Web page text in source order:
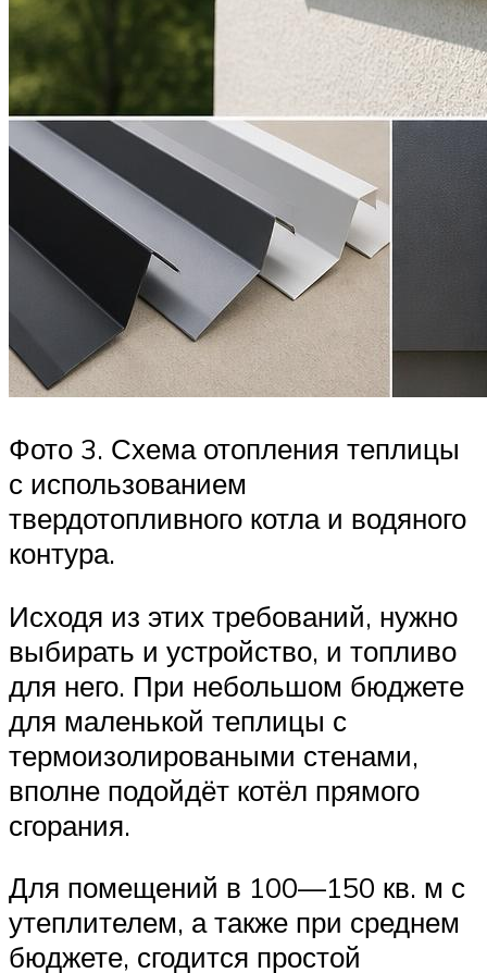
Фото 3. Схема отопления теплицы
с использованием
твердотопливного котла и водяного
контура.
Исходя из этих требований, нужно
выбирать и устройство, и топливо
для него. При небольшом бюджете
для маленькой теплицы с
термоизолироваными стенами,
вполне подойдёт котёл прямого
сгорания.
Для помещений в 100—150 кв. м с
утеплителем, а также при среднем
бюджете, сгодится простой